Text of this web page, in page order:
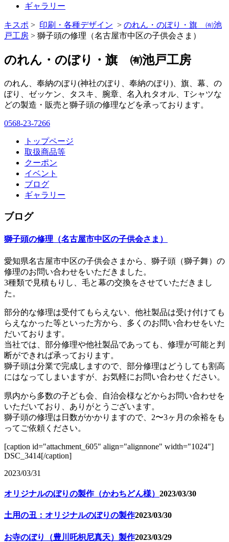
ギャラリー
キスポ > 印刷・各種デザイン > のれん・のぼり・旗 ㈲池
戸工房 > 獅子頭の修理（名古屋市中区の子供会さま）
のれん・のぼり・旗 ㈲池戸工房
のれん、奉納のぼり(神社のぼり、奉納のぼり)、旗、幕、の
ぼり、ゼッケン、タスキ、腕章、名入れタオル、Tシャツな
どの製造・販売と獅子頭の修理などを承っております。
0568-23-7266
トップページ
取扱商品等
クーポン
イベント
ブログ
ギャラリー
ブログ
獅子頭の修理（名古屋市中区の子供会さま）
愛知県名古屋市中区の子供会さまから、獅子頭（獅子舞）の
修理のお問い合わせをいただきました。
3種類で見積もりし、毛と幕の交換をさせていただきまし
た。
部分的な修理は受付てもらえない、他社製品は受け付けても
らえなかった等といった方から、多くのお問い合わせをいた
だいております。
当社では、部分修理や他社製品であっても、修理が可能と判
断ができれば承っております。
獅子頭は分業で完成しますので、部分修理はどうしても割高
にはなってしまいますが、お気軽にお問い合わせください。
県内から多数の子ども会、自治会様などからお問い合わせを
いただいており、ありがとうございます。
獅子頭の修理は日数がかかりますので、2〜3ヶ月の余裕をも
ってご依頼ください。
[caption id="attachment_605" align="alignnone" width="1024"]
DSC_3414[/caption]
2023/03/31
オリジナルのぼりの製作（かわちどん様） 2023/03/30
土用の丑：オリジナルのぼりの製作2023/03/30
お寺のぼり（豊川吒枳尼真天）製作2023/03/29